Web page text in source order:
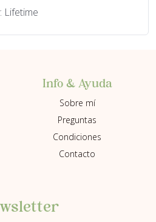
Lifetime
Info & Ayuda
Sobre mí
Preguntas
Condiciones
Contacto